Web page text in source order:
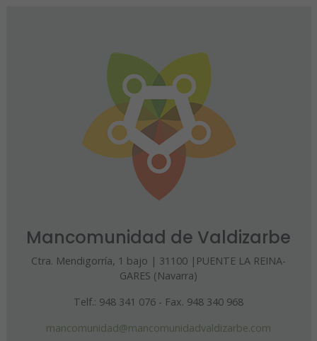
Mancomunidad de Valdizarbe
Ctra. Mendigorría, 1 bajo | 31100 |PUENTE LA REINA-
GARES (Navarra)
Telf.: 948 341 076 - Fax. 948 340 968
mancomunidad@mancomunidadvaldizarbe.com